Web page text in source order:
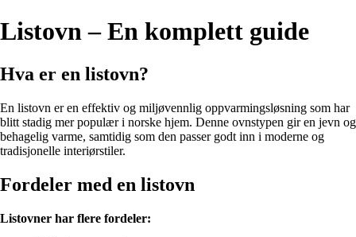
Listovn – En komplett guide
Hva er en listovn?
En listovn er en effektiv og miljøvennlig oppvarmingsløsning som har
blitt stadig mer populær i norske hjem. Denne ovnstypen gir en jevn og
behagelig varme, samtidig som den passer godt inn i moderne og
tradisjonelle interiørstiler.
Fordeler med en listovn
Listovner har flere fordeler: